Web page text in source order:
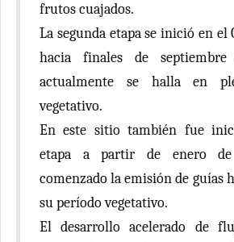
frutos cuajados.
La segunda etapa se inició en el
hacia finales de
actualmente se halla en
vegetativo.
En este sitio también fue
etapa a partir de enero
comenzado la emisión de guías
su período vegetativo.
El desarrollo acelerado de